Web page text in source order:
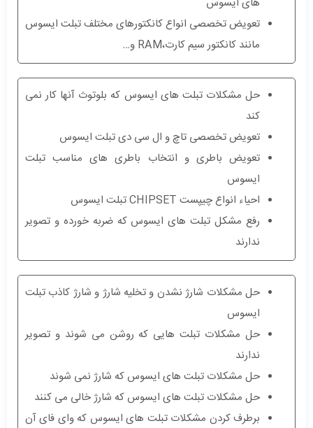
تعویض تخصصی انواع کانکتورهای مختلف تبلت ایسوس
مانند کانکتور سیم کارت،RAM و…
حل مشکلات تبلت های ایسوس که بلوتوث آنها کار نمی
کند
تعویض تخصصی تاچ و ال سی دی تبلت ایسوس
تعویض باطری و انتخاب باطری های مناسب تبلت
ایسوس
احیاء انواع چیپست CHIPSET تبلت ایسوس
رفع مشکل تبلت های ایسوس که ضربه خورده و تصویر
ندارند
حل مشکلات شارژ نشدن و تخلیه شارژ و شارژ کاذب تبلت
ایسوس
حل مشکلات تبلت هایی که روشن می شوند و تصویر
ندارند
حل مشکلات تبلت های ایسوس که شارژ نمی شوند
حل مشکلات تبلت های ایسوس که شارژ خالی می کنند
برطرف کردن مشکلات تبلت های ایسوس که وای فای آن